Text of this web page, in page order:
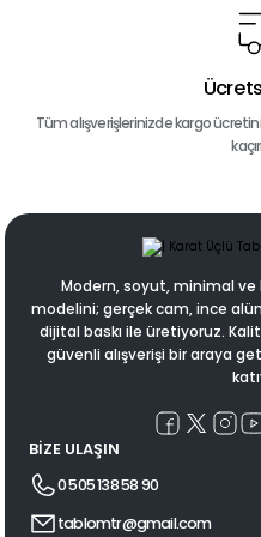
Tüm alışverişlerinizde kargo ücretini
Modern, soyut, minimal
modelini; gerçek cam, ince
dijital baskı ile üretiyoruz.
güvenli alışverişi bir araya
BİZE ULAŞIN
0 505 138 58 90
tablomtr@gmail.com